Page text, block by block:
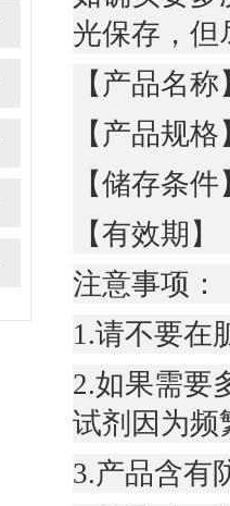
光保存，但
【产品
【产
【储存条
【有效期
注意事项：
1.请不要在
2.如果需要
试剂因为频
3.产品含有